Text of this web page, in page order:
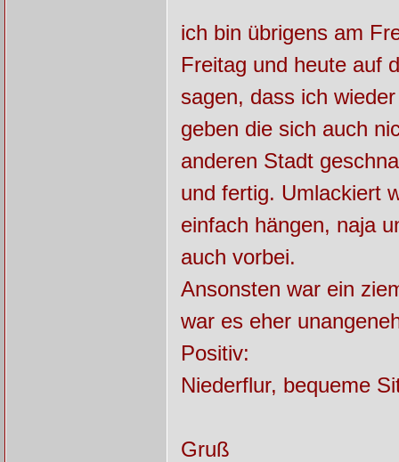
ich bin übrigens am
Freitag und heute auf
sagen, dass ich
geben die sich auch
anderen Stadt
und fertig. Umlackiert
einfach hängen, naja
auch vorbei.
Ansonsten war ein
war es eher
Positiv:
Niederflur, bequeme
Gruß